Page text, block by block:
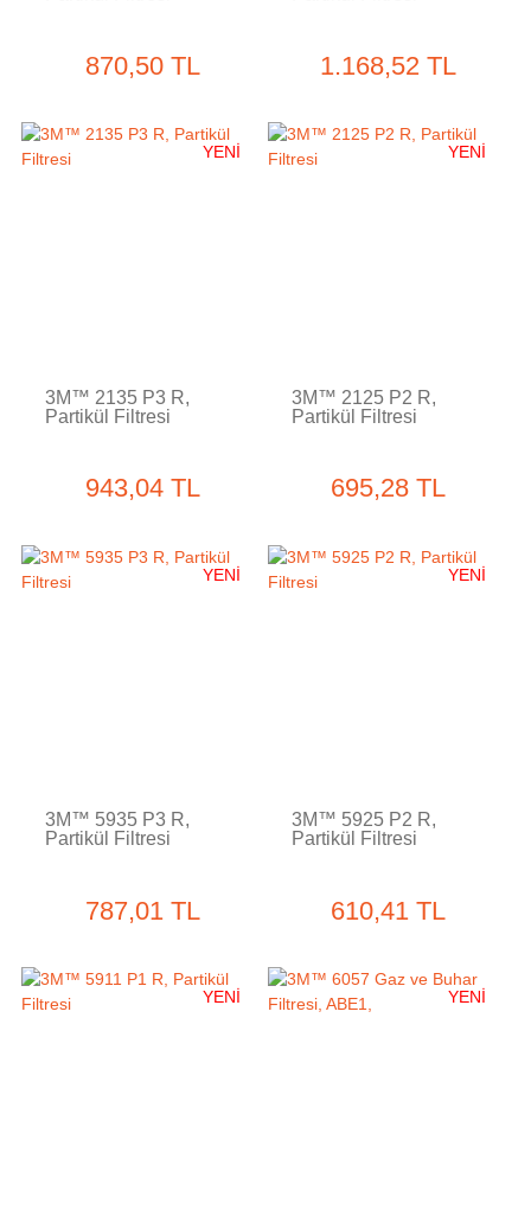
870,50 TL 1.168,52 TL
YENİ
3M™ 2135 P3 R,
Partikül Filtresi
943,04 TL
YENİ
3M™ 2125 P2 R,
Partikül Filtresi
695,28 TL
YENİ
3M™ 5935 P3 R,
Partikül Filtresi
787,01 TL
YENİ
3M™ 5925 P2 R,
Partikül Filtresi
610,41 TL
YENİ YENİ